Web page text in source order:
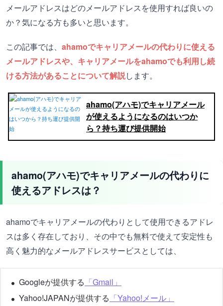
メールアドレスはどのメールアドレスを使用すれば良いの
か？気になる方も多いと思います。
この記事では、 ahamoでキャリアメールの代わりに使える
メールアドレスや、キャリアメールをahamoでも利用し続
ける方法があることについて解説します。
ahamo(アハモ)でキャリアメール
が使えるようになるのはいつか
ら？持ち運び提供開始
ahamo(アハモ)でキャリアメールの代わりに
使えるアドレスは？
ahamoでキャリアメールの代わりとして使用できるアドレ
スは多く存在しており、その中でも無料で使えて安定性も
高く魅力的なメールアドレスサービスとしては、
Googleが提供する 「Gmail」
Yahoo!JAPANが提供する 「Yahoo!メール」